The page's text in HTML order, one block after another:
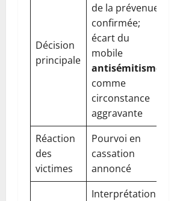
Décision
principale
de la prévenue
confirmée;
écart du
mobile
antisémitisme
comme
circonstance
aggravante
Réaction
des
victimes
Pourvoi en
cassation
annoncé
Interprétation